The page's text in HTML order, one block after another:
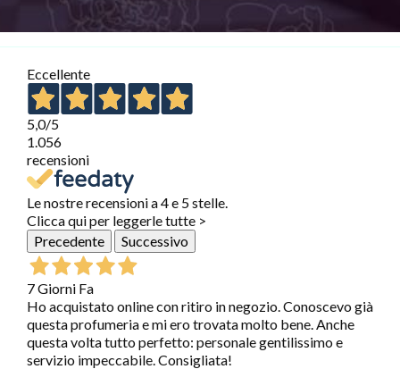
Eccellente
5,0/5
1.056
recensioni
Le nostre recensioni a 4 e 5 stelle.
Clicca qui per leggerle tutte >
Precedente
Successivo
7 Giorni Fa
Ho acquistato online con ritiro in negozio. Conoscevo già
questa profumeria e mi ero trovata molto bene. Anche
questa volta tutto perfetto: personale gentilissimo e
servizio impeccabile. Consigliata!